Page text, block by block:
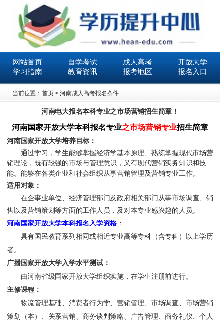
网站首页 自学考试 成人高考
开放大学
学习指南
教育资讯 报考地区 报名入口
当前位置： 首页 > 河南成人高考报名条件
河南电大报名本科专业之市场营销招生简章！
河南国家开放大学本科报名专业之市场营销专业招生简章
河南国家开放大学培养目标：
通过学习，学生能够掌握经济学基本原理、熟练掌握现代市场营
销理论，既有较强的市场与管理意识，又有现代营销实务知识和技
能。能够在各类企业和社会组织从事营销管理及营销专业工作。
适用对象：
在企事业单位、经济管理部门及政府相关部门从事市场调查、销
售以及营销策划等方面的工作人员，及对本专业感兴趣的人员。
河南国家开放大学本科报名入学资格：
具有国民教育系列相同或相近专业高等专科（含专科）以上学历
者。
广播国家开放大学入学水平测试：
由河南省级国家开放大学组织实施，在学生注册前进行。
主修课程：
物流管理基础、消费者行为学、营销管理、市场调查、 市场营销
策划（本）、关系营销、商务谈判策略、广告管理、商务礼仪、 个人